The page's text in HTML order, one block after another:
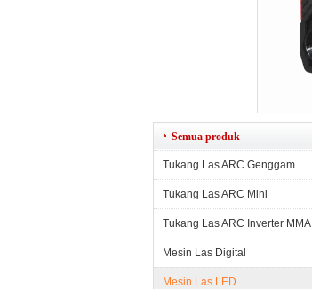
Semua produk
Tukang Las ARC Genggam
Tukang Las ARC Mini
Tukang Las ARC Inverter MMA
Mesin Las Digital
Mesin Las LED